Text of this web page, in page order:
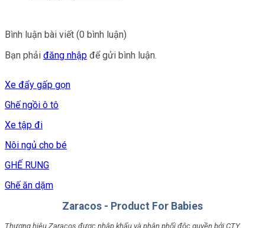
Bình luận bài viết (0 bình luận)
Bạn phải đăng nhập để gửi bình luận.
Xe đẩy gấp gọn
Ghế ngồi ô tô
Xe tập đi
Nôi ngủ cho bé
GHẾ RUNG
Ghế ăn dặm
Zaracos - Product For Babies
Thương hiệu Zaracos được nhập khẩu và phân phối độc quyền bởi CTY